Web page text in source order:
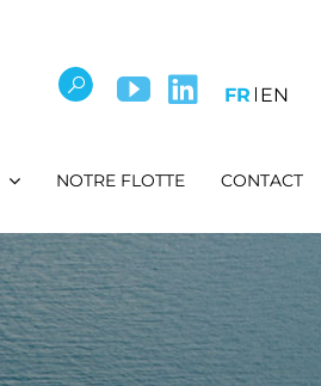
FR EN
NOTRE FLOTTE CONTACT